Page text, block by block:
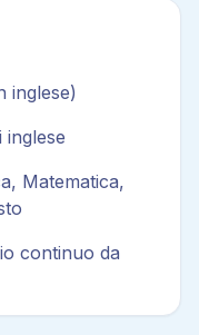
inglese)
inglese
Matematica,
continuo da